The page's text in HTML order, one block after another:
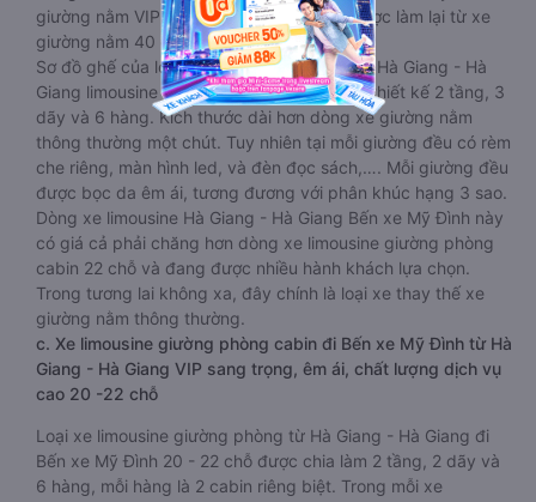
giường nằm VIP 32 – 34 chỗ là dòng xe được làm lại từ xe
giường nằm 40 chỗ.
Sơ đồ ghế của loại xe đi Bến xe Mỹ Đình từ Hà Giang - Hà
Giang limousine giường nằm VIP này được thiết kế 2 tầng, 3
dãy và 6 hàng. Kích thước dài hơn dòng xe giường nằm
thông thường một chút. Tuy nhiên tại mỗi giường đều có rèm
che riêng, màn hình led, và đèn đọc sách,…. Mỗi giường đều
được bọc da êm ái, tương đương với phân khúc hạng 3 sao.
Dòng xe limousine Hà Giang - Hà Giang Bến xe Mỹ Đình này
có giá cả phải chăng hơn dòng xe limousine giường phòng
cabin 22 chỗ và đang được nhiều hành khách lựa chọn.
Trong tương lai không xa, đây chính là loại xe thay thế xe
giường nằm thông thường.
c. Xe limousine giường phòng cabin đi Bến xe Mỹ Đình từ Hà
Giang - Hà Giang VIP sang trọng, êm ái, chất lượng dịch vụ
cao 20 -22 chỗ
Loại xe limousine giường phòng từ Hà Giang - Hà Giang đi
Bến xe Mỹ Đình 20 - 22 chỗ được chia làm 2 tầng, 2 dãy và
6 hàng, mỗi hàng là 2 cabin riêng biệt. Trong mỗi xe